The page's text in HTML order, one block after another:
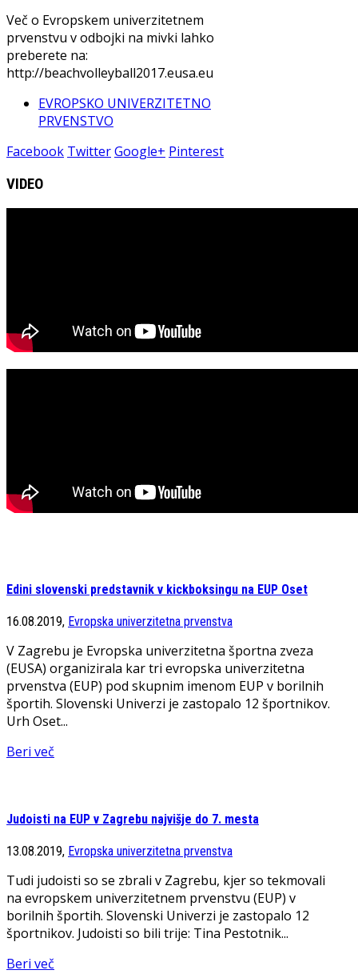
Več o Evropskem univerzitetnem
prvenstvu v odbojki na mivki lahko
preberete na:
http://beachvolleyball2017.eusa.eu
EVROPSKO UNIVERZITETNO
PRVENSTVO
Facebook TwitterGoogle+ Pinterest
VIDEO
Edini slovenski predstavnik v kickboksingu na EUP Oset
16.08.2019, Evropska univerzitetna prvenstva
V Zagrebu je Evropska univerzitetna športna zveza
(EUSA) organizirala kar tri evropska univerzitetna
prvenstva (EUP) pod skupnim imenom EUP v borilnih
športih. Slovenski Univerzi je zastopalo 12 športnikov.
Urh Oset...
Beri več
Judoisti na EUP v Zagrebu najvišje do 7. mesta
13.08.2019, Evropska univerzitetna prvenstva
Tudi judoisti so se zbrali v Zagrebu, kjer so tekmovali
na evropskem univerzitetnem prvenstvu (EUP) v
borilnih športih. Slovenski Univerzi je zastopalo 12
športnikov. Judoisti so bili trije: Tina Pestotnik...
Beri več